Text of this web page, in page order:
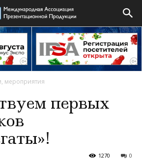
мероприятия
первых
0
1270